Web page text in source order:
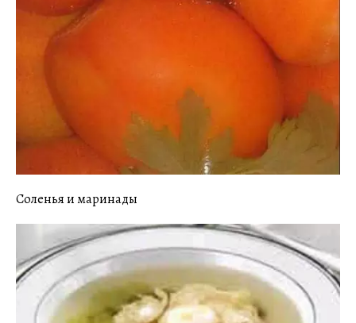
Соленья и маринады